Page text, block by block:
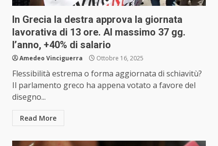
In Grecia la destra approva la giornata
lavorativa di 13 ore. Al massimo 37 gg.
l’anno, +40% di salario
Amedeo Vinciguerra Ottobre 16, 2025
Flessibilità estrema o forma aggiornata di schiavitù?
Il parlamento greco ha appena votato a favore del
disegno...
Read More